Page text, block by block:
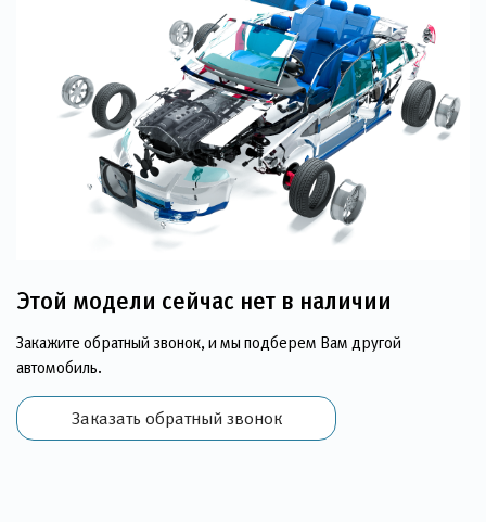
Этой модели сейчас нет в наличии
Закажите обратный звонок, и мы подберем Вам другой
автомобиль.
Заказать обратный звонок